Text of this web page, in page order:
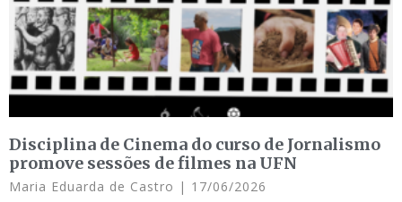
Disciplina de Cinema do curso de Jornalismo
promove sessões de filmes na UFN
Maria Eduarda de Castro 17/06/2026